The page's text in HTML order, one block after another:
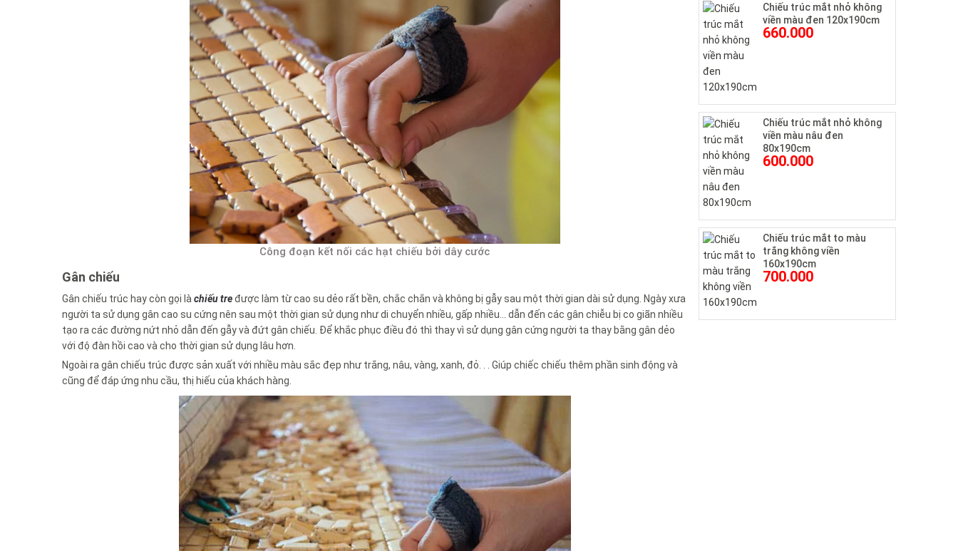
Công đoạn kết nối các hạt chiếu bởi dây cước
Gân chiếu
Gân chiếu trúc hay còn gọi là chiếu tređược làm từ cao su dẻo rất bền, chắc chắn và không bị gẫy sau một thời gian dài sử dụng. Ngày xưa
người ta sử dụng gân cao su cứng nên sau một thời gian sử dụng như di chuyển nhiều, gấp nhiều... dẫn đến các gân chiễu bị co giãn nhiều
tạo ra các đường nứt nhỏ dẫn đến gẫy và đứt gân chiếu. Để khắc phục điều đó thì thay vì sử dụng gân cứng người ta thay bằng gân dẻo
với độ đàn hồi cao và cho thời gian sử dụng lâu hơn.
Ngoài ra gân chiếu trúc được sản xuất với nhiều màu sắc đẹp như trắng, nâu, vàng, xanh, đỏ. . . Giúp chiếc chiếu thêm phần sinh động và
cũng để đáp ứng nhu cầu, thị hiếu của khách hàng.
Chiếu trúc mắt nhỏ không
viền màu đen 120x190cm
660.000
Chiếu trúc mắt nhỏ không
viền màu nâu đen
80x190cm
600.000
Chiếu trúc mắt to màu
trắng không viền
160x190cm
700.000